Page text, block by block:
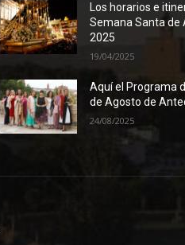
Los horarios e
Semana Santa de
2025
19/04/2025
Aquí el Programa
de Agosto de
24/08/2025